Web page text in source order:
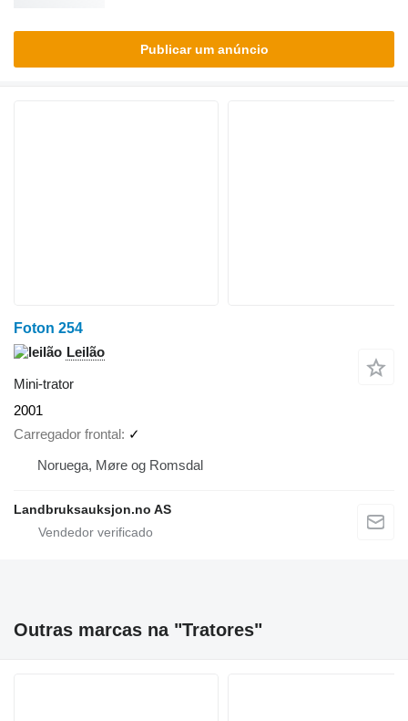
Publicar um anúncio
Foton 254
Leilão
Mini-trator
2001
Carregador frontal ✓
Noruega, Møre og Romsdal
Landbruksauksjon.no AS
Outras marcas na "Tratores"